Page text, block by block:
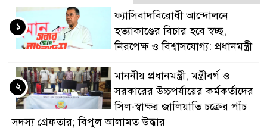
ফ্যাসিবাদবিরোধী আন্দোলনে
হত্যাকাণ্ডের বিচার হবে স্বচ্ছ,
নিরপেক্ষ ও বিশ্বাসযোগ্য: প্রধানমন্ত্রী
১
মাননীয় প্রধানমন্ত্রী, মন্ত্রীবর্গ ও
সরকারের উচ্চপর্যায়ের কর্মকর্তাদের
সিল-স্বাক্ষর জালিয়াতি চক্রের পাঁচ
সদস্য গ্রেফতার; বিপুল আলামত উদ্ধার
২